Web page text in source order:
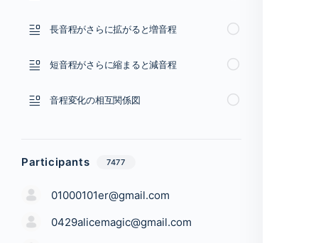
長音程がさらに拡がると増音程
短音程がさらに縮まると減音程
音程変化の相互関係図
Participants 7477
01000101er@gmail.com
0429alicemagic@gmail.com